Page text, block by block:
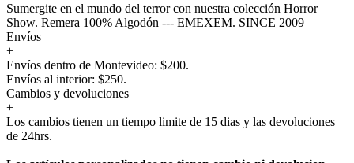
Sumergite en el mundo del terror con nuestra colección Horror
Show. Remera 100% Algodón --- EMEXEM. SINCE 2009
Envíos
+
Envíos dentro de Montevideo: $200.
Envíos al interior: $250.
Cambios y devoluciones
+
Los cambios tienen un tiempo limite de 15 dias y las devoluciones
de 24hrs.